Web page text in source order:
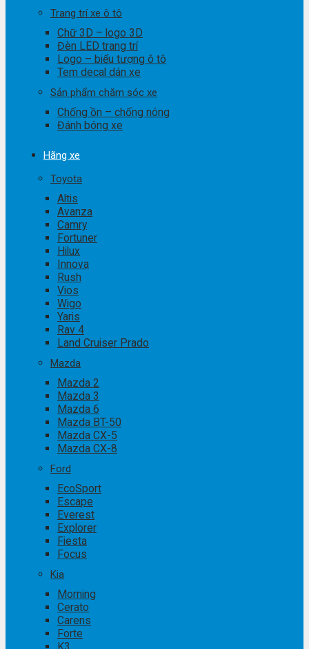
Trang trí xe ô tô
Chữ 3D – logo 3D
Đèn LED trang trí
Logo – biểu tượng ô tô
Tem decal dán xe
Sản phẩm chăm sóc xe
Chống ồn – chống nóng
Đánh bóng xe
Hãng xe
Toyota
Altis
Avanza
Camry
Fortuner
Hilux
Innova
Rush
Vios
Wigo
Yaris
Rav 4
Land Cruiser Prado
Mazda
Mazda 2
Mazda 3
Mazda 6
Mazda BT-50
Mazda CX-5
Mazda CX-8
Ford
EcoSport
Escape
Everest
Explorer
Fiesta
Focus
Kia
Morning
Cerato
Carens
Forte